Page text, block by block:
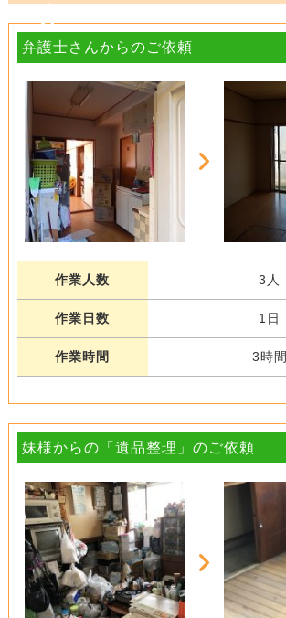
介
弁護士さんからのご依頼
作業人数 3人
作業日数 1日
作業時間 3時間
妹様からの「遺品整理」のご依頼